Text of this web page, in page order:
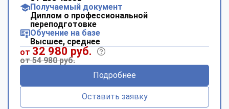
Получаемый документ
Диплом о профессиональной
переподготовке
Обучение на базе
Высшее, среднее
от 32 980 руб.
от 54 980 руб.
Подробнее
Оставить заявку